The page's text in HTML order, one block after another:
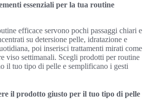
essenziali per la tua routine
efficace servono pochi passaggi chiari e
su detersione pelle, idratazione e
poi inserisci trattamenti mirati come
viso settimanali. Scegli prodotti per routine
il tuo tipo di pelle e semplificano i gesti
il prodotto giusto per il tuo tipo di pelle